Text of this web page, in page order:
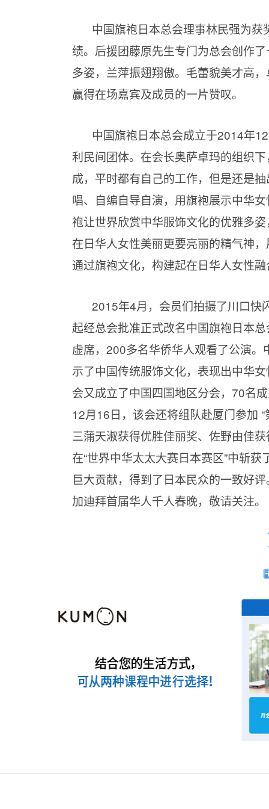
中国旗袍日本总会理事林民强为
绩。后援团藤原先生专门为总会创作
多姿，兰萍振翅翔傲。毛蕾貌美才高
赢得在场嘉宾及成员的一片赞叹。
中国旗袍日本总会成立于2014年
利民间团体。在会长奥萨卓玛的组织
成，平时都有自己的工作，但是还是
唱、自编自导自演，用旗袍展示中华
袍让世界欣赏中华服饰文化的优雅多
在日华人女性美丽更要亮丽的精气神
通过旗袍文化，构建起在日华人女性
2015年4月，会员们拍摄了川口快
起经总会批准正式改名中国旗袍日本
虚席，200多名华侨华人观看了公演
示了中国传统服饰文化，表现出中华
会又成立了中国四国地区分会，70名
12月16日，该会还将组队赴厦门参加
三蒲天淑获得优胜佳丽奖、佐野由佳
在“世界中华太太大赛日本赛区”中斩
巨大贡献，得到了日本民众的一致好
加迪拜首届华人千人春晚，敬请关注。